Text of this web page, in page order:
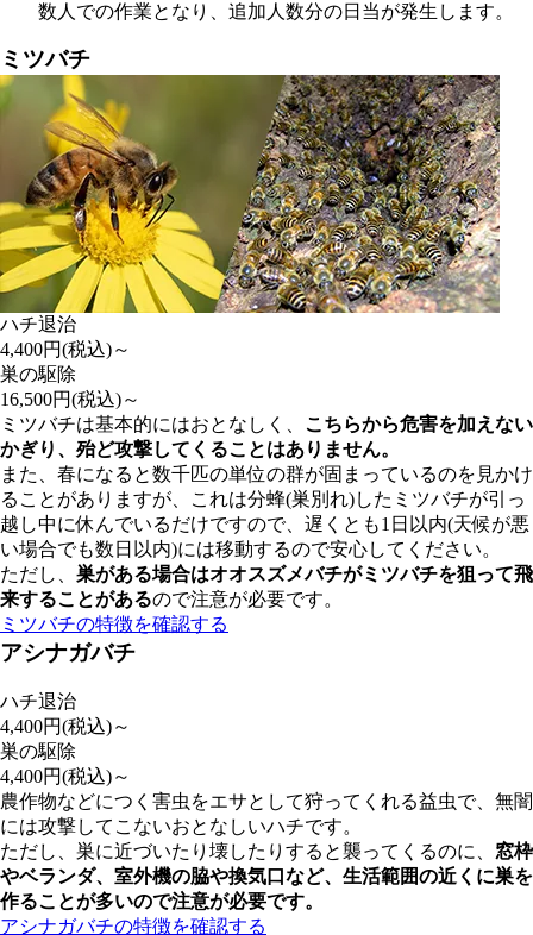
数人での作業となり、追加人数分の日当が発生します。
ミツバチ
ハチ退治
4,400円(税込)～
巣の駆除
16,500円(税込)～
ミツバチは基本的にはおとなしく、 こちらから危害を加えない
かぎり、殆ど攻撃してくることはありません。
また、春になると数千匹の単位の群が固まっているのを見かけ
ることがありますが、これは分蜂(巣別れ)したミツバチが引っ
越し中に休んでいるだけですので、遅くとも1日以内(天候が悪
い場合でも数日以内)には移動するので安心してください。
ただし、 巣がある場合はオオスズメバチがミツバチを狙って飛
来することがあるので注意が必要です。
ミツバチの特徴を確認する
アシナガバチ
ハチ退治
4,400円(税込)～
巣の駆除
4,400円(税込)～
農作物などにつく害虫をエサとして狩ってくれる益虫で、無闇
には攻撃してこないおとなしいハチです。
ただし、巣に近づいたり壊したりすると襲ってくるのに、 窓枠
やベランダ、室外機の脇や換気口など、 生活範囲の近くに巣を
作ることが多いので注意が必要です。
アシナガバチの特徴を確認する